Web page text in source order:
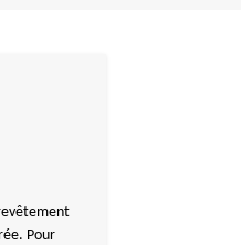
Pour